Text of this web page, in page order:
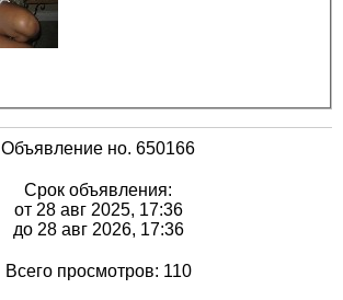
Объявление но. 650166
Срок объявления:
от 28 авг 2025, 17:36
до 28 авг 2026, 17:36
Всего просмотров: 110